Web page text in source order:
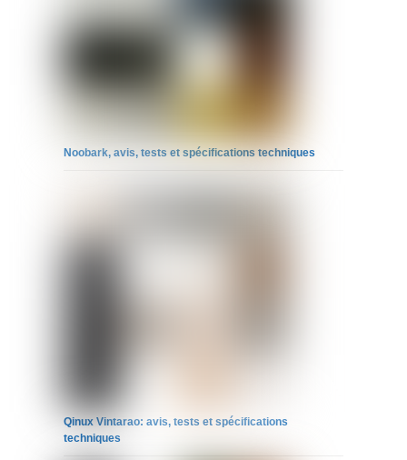
Noobark, avis, tests et spécifications techniques
Qinux Vintarao: avis, tests et spécifications
techniques